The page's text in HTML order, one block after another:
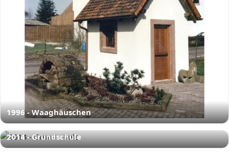
1996 - Waaghäuschen
2014 - Grundschule